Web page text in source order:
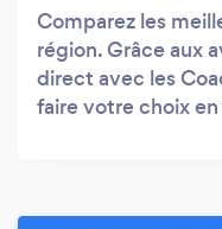
Comparez les
région. Grâce aux
direct avec les
faire votre choix